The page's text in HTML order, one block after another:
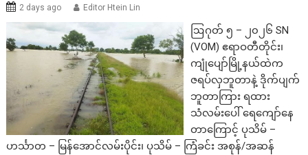
2 days ago Editor Htein Lin
ဩဂုတ် ၅ – ၂၀၂၆ SN
(VOM) ဧရာဝတီတိုင်း၊
ကျုံပျော်မြို့နယ်ထဲက
ဇရပ်လှဘူတာနဲ့ ဒိုက်ပျက်
ဘူတာကြား ရထား
သံလမ်းပေါ် ရေကျော်နေ
တာကြောင့် ပုသိမ် –
ဟင်္သာတ – မြန်အောင်လမ်းပိုင်း၊ ပုသိမ် – ကြံခင်း အစုန်/အဆန်